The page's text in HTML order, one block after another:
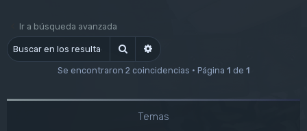
Ir a búsqueda avanzada
Buscar Búsqueda avanzada
Se encontraron 2 coincidencias • Página 1 de 1
Temas